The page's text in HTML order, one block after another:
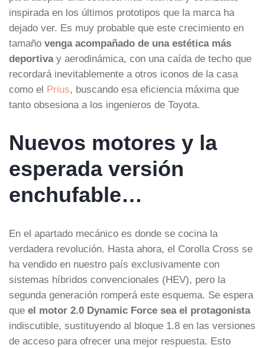
inspirada en los últimos prototipos que la marca ha
dejado ver. Es muy probable que este crecimiento en
tamaño venga acompañado de una estética más
deportivay aerodinámica, con una caída de techo que
recordará inevitablemente a otros iconos de la casa
como el Prius, buscando esa eficiencia máxima que
tanto obsesiona a los ingenieros de Toyota.
Nuevos motores y la
esperada versión
enchufable…
En el apartado mecánico es donde se cocina la
verdadera revolución. Hasta ahora, el Corolla Cross se
ha vendido en nuestro país exclusivamente con
sistemas híbridos convencionales (HEV), pero la
segunda generación romperá este esquema. Se espera
que el motor 2.0 Dynamic Force sea el protagonista
indiscutible, sustituyendo al bloque 1.8 en las versiones
de acceso para ofrecer una mejor respuesta. Esto